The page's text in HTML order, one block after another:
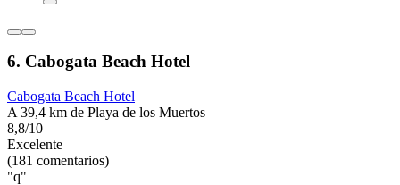
6. Cabogata Beach Hotel
Cabogata Beach Hotel
A 39,4 km de Playa de los Muertos
8,8/10
Excelente
(181 comentarios)
"q"